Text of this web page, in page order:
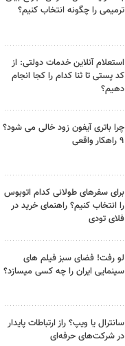
ترمیمی را چگونه انتخاب کنیم؟
استعلام آنلاین خدمات دولتی: از
کد پستی تا ثنا کدام را کجا انجام
دهیم؟
چرا باتری آیفون زود خالی می شود؟
۹ راهکار واقعی
برای سفرهای طولانی کدام اتوبوس
را انتخاب کنیم؟ راهنمای خرید در
فلای تودی
لو رفت! فضای سبز فیلم های
سینمایی ایران را چه کسی میسازد؟
سانترال یا ویپ؟ راز ارتباطات پایدار
در شرکت‌های حرفه‌ای